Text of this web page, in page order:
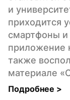
и
приходится
смартфоны и
приложение
также
материале
Подробнее >